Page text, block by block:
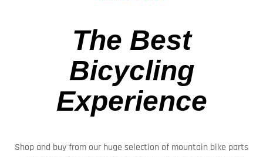
The Best
Bicycling
Experience
Shop and buy from our huge selection of mountain bike parts